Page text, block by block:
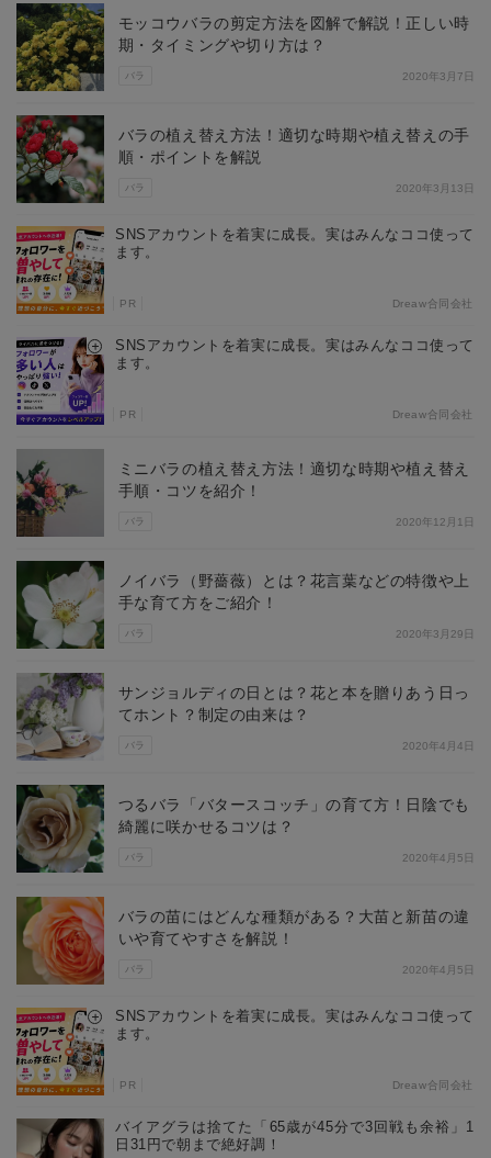
バラ
モッコウバラの剪定方法を図解で解説！正しい時
期・タイミングや切り方は？
2020年3月7日
バラ
バラの植え替え方法！適切な時期や植え替えの手
順・ポイントを解説
2020年3月13日
SNSアカウントを着実に成長。実はみんなココ使って
ます。
PR Dreaw合同会社
SNSアカウントを着実に成長。実はみんなココ使って
ます。
PR Dreaw合同会社
バラ
ミニバラの植え替え方法！適切な時期や植え替え
手順・コツを紹介！
2020年12月1日
バラ
ノイバラ（野薔薇）とは？花言葉などの特徴や上
手な育て方をご紹介！
2020年3月29日
バラ
サンジョルディの日とは？花と本を贈りあう日っ
てホント？制定の由来は？
2020年4月4日
バラ
つるバラ「バタースコッチ」の育て方！日陰でも
綺麗に咲かせるコツは？
2020年4月5日
バラ
バラの苗にはどんな種類がある？大苗と新苗の違
いや育てやすさを解説！
2020年4月5日
SNSアカウントを着実に成長。実はみんなココ使って
ます。
PR Dreaw合同会社
バイアグラは捨てた「65歳が45分で3回戦も余裕」1
日31円で朝まで絶好調！